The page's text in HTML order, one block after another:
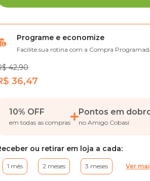
Programe e economize
Facilite sua rotina com a Compra
42,90
36,47
10% OFF
em todas as compras
Pontos em
no Amigo Cobasi
ou retirar em loja a cada:
1 mês 2 meses 3 meses Ver